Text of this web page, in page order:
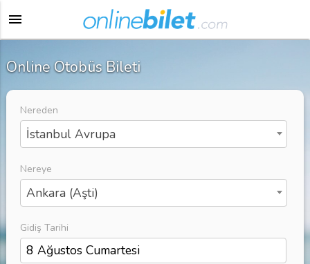
menu
Online Otobüs Bileti
Nereden
İstanbul Avrupa
Nereye
Ankara (Aşti)
Gidiş Tarihi